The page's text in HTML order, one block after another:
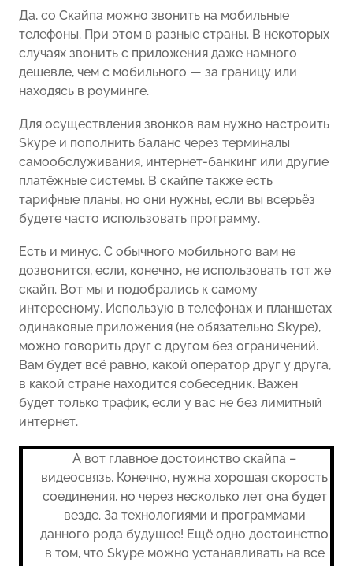
Да, со Скайпа можно звонить на мобильные
телефоны. При этом в разные страны. В некоторых
случаях звонить с приложения даже намного
дешевле, чем с мобильного — за границу или
находясь в роуминге.
Для осуществления звонков вам нужно настроить
Skype и пополнить баланс через терминалы
самообслуживания, интернет-банкинг или другие
платёжные системы. В скайпе также есть
тарифные планы, но они нужны, если вы всерьёз
будете часто использовать программу.
Есть и минус. С обычного мобильного вам не
дозвонится, если, конечно, не использовать тот же
скайп. Вот мы и подобрались к самому
интересному. Использую в телефонах и планшетах
одинаковые приложения (не обязательно Skype),
можно говорить друг с другом без ограничений.
Вам будет всё равно, какой оператор друг у друга,
в какой стране находится собеседник. Важен
будет только трафик, если у вас не без лимитный
интернет.
А вот главное достоинство скайпа –
видеосвязь. Конечно, нужна хорошая скорость
соединения, но через несколько лет она будет
везде. За технологиями и программами
данного рода будущее! Ещё одно достоинство
в том, что Skype можно устанавливать на все